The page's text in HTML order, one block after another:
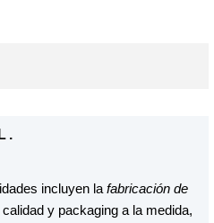
incluyen la fabricación de
y packaging a la medida,